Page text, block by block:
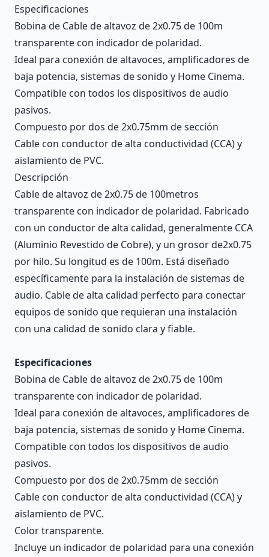
Description
Especificaciones
Bobina de Cable de altavoz de 2x0.75 de 100m
transparente con indicador de polaridad.
Ideal para conexión de altavoces, amplificadores de
baja potencia, sistemas de sonido y Home Cinema.
Compatible con todos los dispositivos de audio
pasivos.
Compuesto por dos de 2x0.75mm de sección
Cable con conductor de alta conductividad (CCA) y
aislamiento de PVC.
Descripción
Cable de altavoz de 2x0.75 de 100metros
transparente con indicador de polaridad. Fabricado
con un conductor de alta calidad, generalmente CCA
(Aluminio Revestido de Cobre), y un grosor de2x0.75
por hilo. Su longitud es de 100m. Está diseñado
específicamente para la instalación de sistemas de
audio. Cable de alta calidad perfecto para conectar
equipos de sonido que requieran una instalación
con una calidad de sonido clara y fiable.
Especificaciones
Bobina de Cable de altavoz de 2x0.75 de 100m
transparente con indicador de polaridad.
Ideal para conexión de altavoces, amplificadores de
baja potencia, sistemas de sonido y Home Cinema.
Compatible con todos los dispositivos de audio
pasivos.
Compuesto por dos de 2x0.75mm de sección
Cable con conductor de alta conductividad (CCA) y
aislamiento de PVC.
Color transparente.
Incluye un indicador de polaridad para una conexión